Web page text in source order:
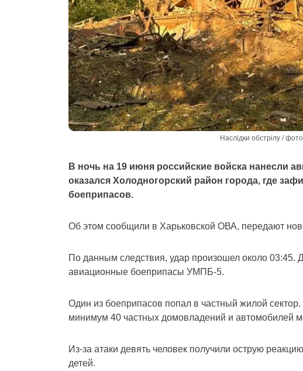
Наслідки обстрілу /
В ночь на 19 июня российские войска нанесли
оказался Холодногорский район города, где
боеприпасов.
Об этом сообщили в Харьковской ОВА, передают
По данным следствия, удар произошел около 03:45.
авиационные боеприпасы УМПБ-5.
Один из боеприпасов попал в частный жилой
минимум 40 частных домовладений и автомобилей
Из-за атаки девять человек получили острую
детей.